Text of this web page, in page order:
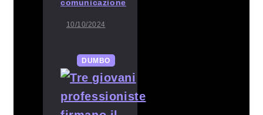
comunicazione
10/10/2024
DUMBO